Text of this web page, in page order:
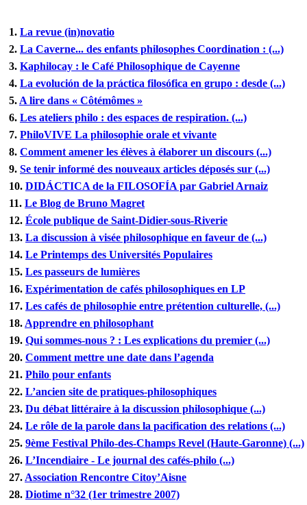
1. La revue (in)novatio
2. La Caverne... des enfants philosophes Coordination : (...)
3. Kaphilocay : le Café Philosophique de Cayenne
4. La evolución de la práctica filosófica en grupo : desde (...)
5. A lire dans « Côtémômes »
6. Les ateliers philo : des espaces de respiration. (...)
7. PhiloVIVE La philosophie orale et vivante
8. Comment amener les élèves à élaborer un discours (...)
9. Se tenir informé des nouveaux articles déposés sur (...)
10. DIDÁCTICA de la FILOSOFÍA par Gabriel Arnaiz
11. Le Blog de Bruno Magret
12. École publique de Saint-Didier-sous-Riverie
13. La discussion à visée philosophique en faveur de (...)
14. Le Printemps des Universités Populaires
15. Les passeurs de lumières
16. Expérimentation de cafés philosophiques en LP
17. Les cafés de philosophie entre prétention culturelle, (...)
18. Apprendre en philosophant
19. Qui sommes-nous ? : Les explications du premier (...)
20. Comment mettre une date dans l’agenda
21. Philo pour enfants
22. L’ancien site de pratiques-philosophiques
23. Du débat littéraire à la discussion philosophique (...)
24. Le rôle de la parole dans la pacification des relations (...)
25. 9ème Festival Philo-des-Champs Revel (Haute-Garonne) (...)
26. L’Incendiaire - Le journal des cafés-philo (...)
27. Association Rencontre Citoy’Aisne
28. Diotime n°32 (1er trimestre 2007)